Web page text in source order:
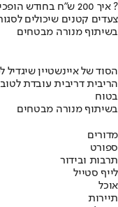
איך 200 ש"ח בחודש הופכים ל140 אלף ?
צעדים קטנים שיכולים
בשיתוף מנורה מבטחים
הסוד של איינשטיין
הריבית דריבית עובדת
בטוח
בשיתוף מנורה מבטחים
מדורים
ספורט
תרבות ובידור
לייף סטייל
אוכל
תיירות